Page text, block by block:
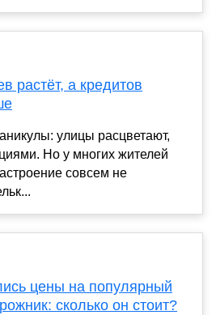
растёт, а кредитов
улицы расцветают,
Но у многих жителей
совсем не
цены на популярный
сколько он стоит?